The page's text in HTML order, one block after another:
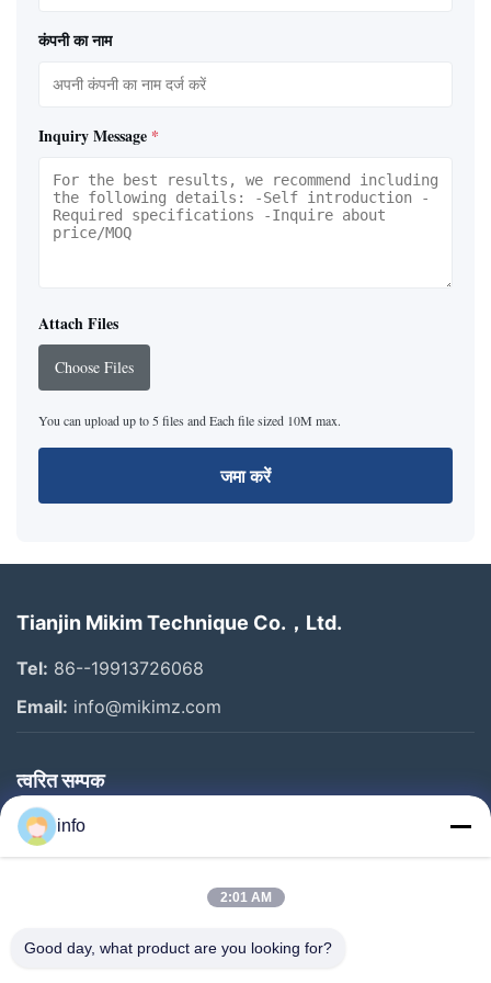
कंपनी का नाम
Inquiry Message *
Attach Files
Choose Files
You can upload up to 5 files and Each file sized 10M max.
जमा करें
Tianjin Mikim Technique Co.，Ltd.
Tel: 86--19913726068
Email: info@mikimz.com
त्वरित सम्पक
घर
उत्पादों
हमारे बारे में
info
2:01 AM
Good day, what product are you looking for?